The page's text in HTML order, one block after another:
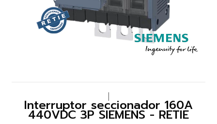
Interruptor seccionador 160A
440VDC 3P SIEMENS - RETIE